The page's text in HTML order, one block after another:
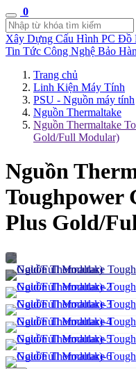
0
Xây Dựng Cấu Hình PC Đồ
Tin Tức Công Nghệ Bảo
Trang chủ
Linh Kiện Máy Tính
PSU - Nguồn máy tính
Nguồn Thermaltake
Nguồn Thermaltake
Gold/Full Modular)
Nguồn
Toughpower
Plus Gold/